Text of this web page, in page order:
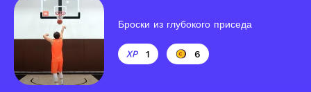
Броски из глубокого приседа
1 6